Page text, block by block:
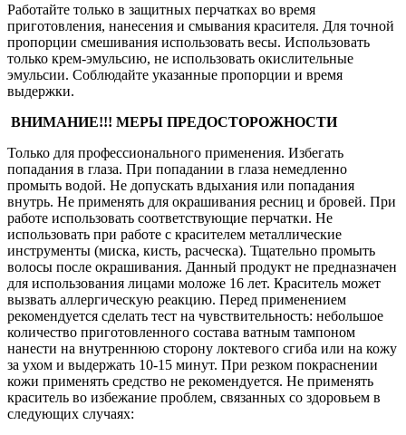
Работайте только в защитных перчатках во время
приготовления, нанесения и смывания красителя. Для точной
пропорции смешивания использовать весы. Использовать
только крем-эмульсию, не использовать окислительные
эмульсии. Соблюдайте указанные пропорции и время
выдержки.
ВНИМАНИЕ!!! МЕРЫ ПРЕДОСТОРОЖНОСТИ
Только для профессионального применения. Избегать
попадания в глаза. При попадании в глаза немедленно
промыть водой. Не допускать вдыхания или попадания
внутрь. Не применять для окрашивания ресниц и бровей. При
работе использовать соответствующие перчатки. Не
использовать при работе с красителем металлические
инструменты (миска, кисть, расческа). Тщательно промыть
волосы после окрашивания. Данный продукт не предназначен
для использования лицами моложе 16 лет. Краситель может
вызвать аллергическую реакцию. Перед применением
рекомендуется сделать тест на чувствительность: небольшое
количество приготовленного состава ватным тампоном
нанести на внутреннюю сторону локтевого сгиба или на кожу
за ухом и выдержать 10-15 минут. При резком покраснении
кожи применять средство не рекомендуется. Не применять
краситель во избежание проблем, связанных со здоровьем в
следующих случаях: